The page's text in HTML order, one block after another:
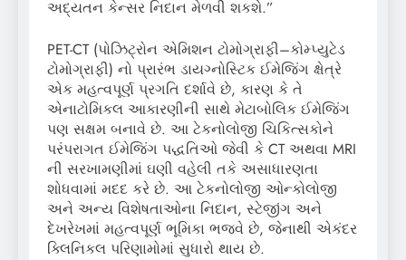
અદ્યતન કેન્સર નિદાન મેળવી શકશે.”
PET-CT (પોઝિટ્રોન એમિશન ટોમોગ્રાફી–કોમ્પ્યુટેડ
ટોમોગ્રાફી) નો પ્રારંભ ડાયગ્નોસ્ટિક ઈમેજિંગ ક્ષેત્રે
એક મહત્વપૂર્ણ પ્રગતિ દર્શાવે છે, કારણ કે તે
એનાટોમિકલ આકારણીની સાથે મેટાબોલિક ઈમેજિંગ
પણ સક્ષમ બનાવે છે. આ ટેકનોલોજી ચિકિત્સકોને
પરંપરાગત ઈમેજિંગ પદ્ધતિઓ જેવી કે CT અથવા MRI
ની સરખામણીમાં ઘણી વહેલી તકે અસાધારણતા
શોધવામાં મદદ કરે છે. આ ટેકનોલોજી ઓન્કોલોજી
અને અન્ય વિશેષતાઓના નિદાન, સ્ટેજીંગ અને
દેખરેખમાં મહત્વપૂર્ણ ભૂમિકા ભજવે છે, જેનાથી એકંદર
ક્લિનિકલ પરિણામોમાં સુધારો થાય છે.